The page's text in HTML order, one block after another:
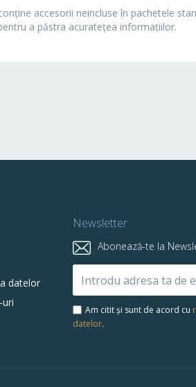
accesorii neincluse în pachetele
a păstra acurateţea informaţiilor.
datelor
uri
Newsletter
Abonează-te la
Abonează-
la
newsletter-
ul
Am citit și sunt de acord cu
datelor.